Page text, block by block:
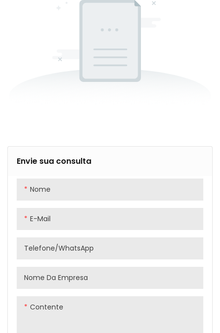
Envie sua consulta
Nome
E-Mail
Telefone/WhatsApp
Nome Da Empresa
Contente